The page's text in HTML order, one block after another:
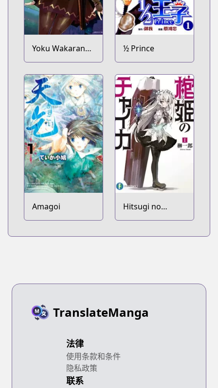
Yoku Wakaranai
keredo Isekai ni
Tensei shiteita
you desu
½ Prince
Amagoi
Hitsugi no
Chaika
TranslateManga
法律
使用条款和条件
隐私政策
联系